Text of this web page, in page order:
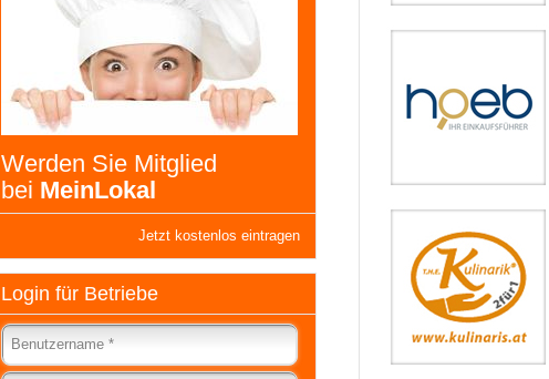
Werden Sie Mitglied
bei MeinLokal
Jetzt kostenlos eintragen
Login für Betriebe